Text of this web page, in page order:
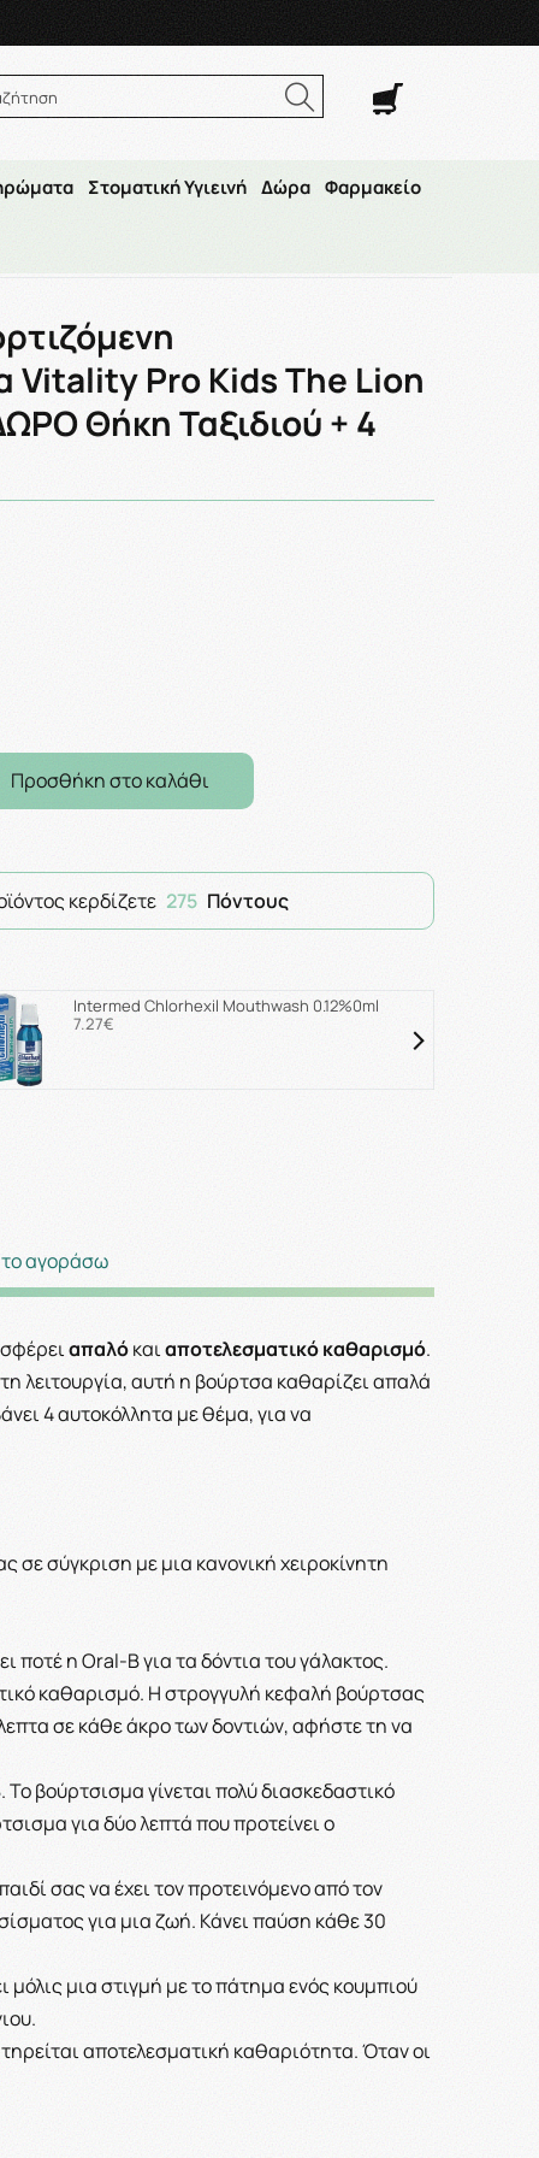
Σαβ. 8:00π.μ.–14:30μ.μ
Στοματική Υγιεινή Δώρα Φαρμακείο
Vitality Pro Kids The Lion
Θήκη Ταξιδιού + 4
Προσθήκη στο καλάθι
κερδίζετε 275 Πόντους
Intermed Chlorhexil Mouthwash 0.12%0ml
7.27€
αγοράσω
απαλό καιαποτελεσματικό καθαρισμό.
λειτουργία, αυτή η βούρτσα καθαρίζει απαλά
4 αυτοκόλλητα με θέμα, για να
σύγκριση με μια κανονική χειροκίνητη
ποτέ η Oral-B για τα δόντια του γάλακτος.
καθαρισμό. Η στρογγυλή κεφαλή βούρτσας
σε κάθε άκρο των δοντιών, αφήστε τη να
βούρτσισμα γίνεται πολύ διασκεδαστικό
για δύο λεπτά που προτείνει ο
σας να έχει τον προτεινόμενο από τον
για μια ζωή. Κάνει παύση κάθε 30
μια στιγμή με το πάτημα ενός κουμπιού
αποτελεσματική καθαριότητα. Όταν οι